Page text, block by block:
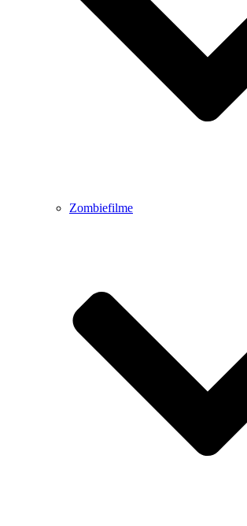
Zombiefilme